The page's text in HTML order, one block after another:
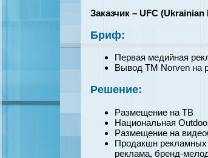
Заказчик – UFC
Бриф:
Первая медийная
Вывод TM Norven на
Решение:
Размещение на ТВ
Национальная
Размещение на
Продакшн рекламных
реклама, бренд-